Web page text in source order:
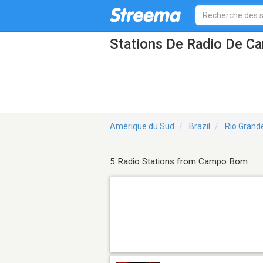
Stations De Radio De
Amérique du Sud Brazil Rio
5 Radio Stations from Campo Bom